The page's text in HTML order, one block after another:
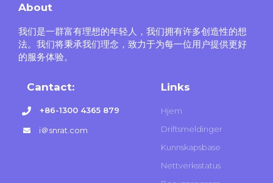
About
我们是一群富有理想的年轻人，我们拥有许多创造性的想
法。我们将秉承我们理念，致力于为每一位用户提供更好
的服务体验。
Cantact:
+86-1300 4365 879
i＠snrat.com
Links
Hjem
Driftsmeldinger
Kunnskapsbase
Nettverksstatus